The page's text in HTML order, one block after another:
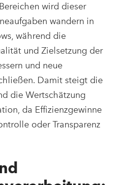
wird dieser
wandern in
während die
und Zielsetzung der
und neue
Damit steigt die
die Wertschätzung
da Effizienzgewinne
oder Transparenz